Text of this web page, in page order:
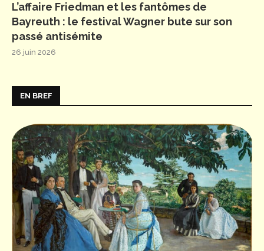
L’affaire Friedman et les fantômes de
Bayreuth : le festival Wagner bute sur son
passé antisémite
26 juin 2026
EN BREF